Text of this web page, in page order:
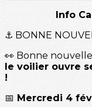
Info
⚓ BONNE
👀 Bonne
le voilier ouvre
!
📅 Mercredi 4